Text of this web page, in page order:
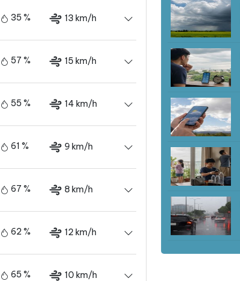
35 % 13 km/h
57 % 15 km/h
55 % 14 km/h
61 % 9 km/h
67 % 8 km/h
62 % 12 km/h
65 % 10 km/h